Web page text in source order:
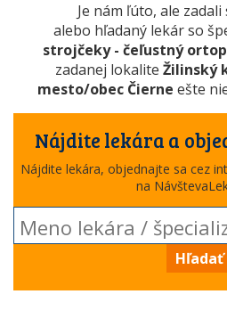
Je nám ľúto, ale
alebo hľadaný lekár so
strojčeky - čeľustný
zadanej lokalite Žilinský
mesto/obec Čierne ešte
Nájdite lekára a
Nájdite lekára, objednajte sa cez
na
Hľadať